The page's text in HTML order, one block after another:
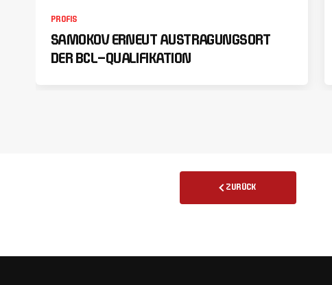
PROFIS
SAMOKOV ERNEUT AUSTRAGUNGSORT
DER BCL-QUALIFIKATION
ZURÜCK